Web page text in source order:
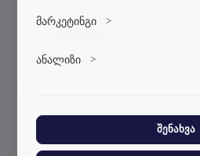
დანართი 5
MES 9 22 0000913881
ვებსაიტის გამართული
აუცილებელი ქუქი-ფაილები.
მარკეტინგი >
დაშვება
მარკეტინგული ქუქი-
პერსონალიზებული
ანალიზი >
დაშვება
შენახვა